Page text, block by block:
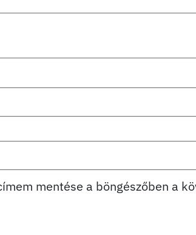
mentése a böngészőben a